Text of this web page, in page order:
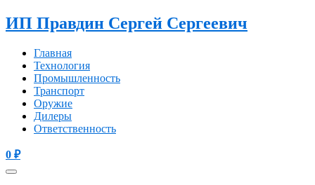
ИП Правдин Сергей Сергеевич
Главная
Технология
Промышленность
Транспорт
Оружие
Дилеры
Ответственность
0 ₽